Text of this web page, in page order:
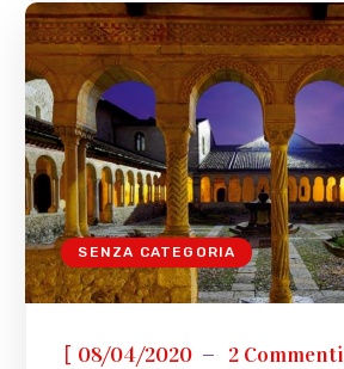
SENZA CATEGORIA
[ 08/04/2020 2 Commenti